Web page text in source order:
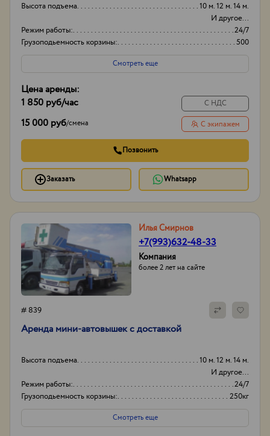
Высота подъема
10 м. 12 м. 14 м.
И другое...
Режим работы:
24/7
Грузоподьемность корзины:
500
Боковой вылет стрелы
8м
Смотреть еще
Цена аренды:
1 850 руб/час
15 000 руб/смена
С НДС
С экипажем
Позвонить
Заказать Whatsapp
Илья Смирнов
+7(993)632-48-33
Компания
более 2 лет на сайте
# 839
Аренда мини-автовышек с доставкой
Высота подъема
10 м. 12 м. 14 м.
И другое...
Режим работы:
24/7
Грузоподьемность корзины:
250кг
Боковой вылет стрелы
8м
Смотреть еще